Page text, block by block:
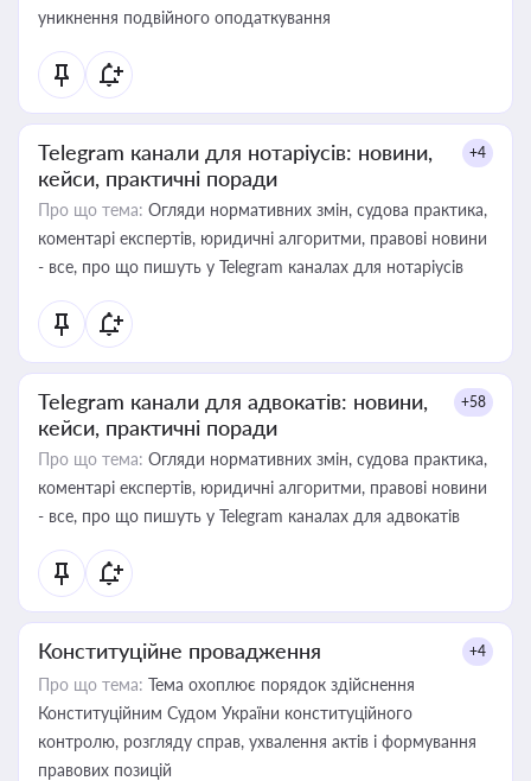
уникнення подвійного оподаткування
Telegram канали для нотаріусів: новини,
кейси, практичні поради
+4
Про що тема: Огляди нормативних змін, судова практика,
коментарі експертів, юридичні алгоритми, правові новини
- все, про що пишуть у Telegram каналах для нотаріусів
Telegram канали для адвокатів: новини,
кейси, практичні поради
+58
Про що тема: Огляди нормативних змін, судова практика,
коментарі експертів, юридичні алгоритми, правові новини
- все, про що пишуть у Telegram каналах для адвокатів
Конституційне провадження +4
Про що тема: Тема охоплює порядок здійснення
Конституційним Судом України конституційного
контролю, розгляду справ, ухвалення актів і формування
правових позицій